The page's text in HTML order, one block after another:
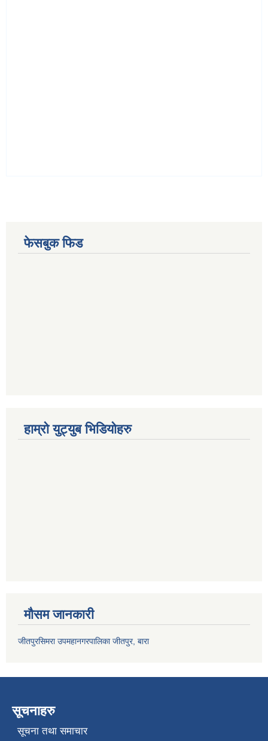
फेसबुक फिड
हाम्रो युट्युब भिडियोहरु
मौसम जानकारी
जीतपुरसिमरा उपमहानगरपालिका जीतपुर, बारा
सूचनाहरु
सूचना तथा समाचार